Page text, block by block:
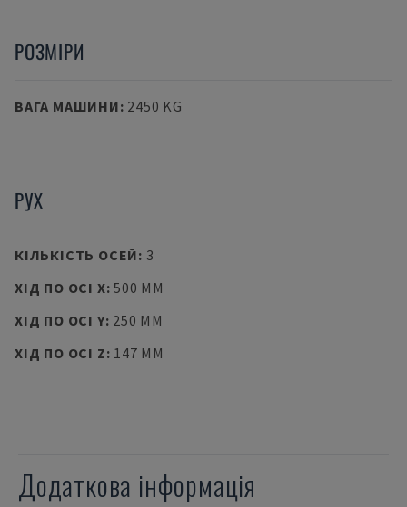
РОЗМІРИ
ВАГА МАШИНИ: 2450 KG
РУХ
КІЛЬКІСТЬ ОСЕЙ: 3
ХІД ПО ОСІ X:500 MM
ХІД ПО ОСІ Y: 250 MM
ХІД ПО ОСІ Z: 147 MM
Додаткова інформація